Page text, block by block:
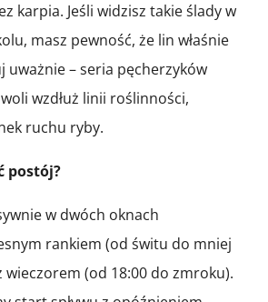
karpia. Jeśli widzisz takie ślady w
masz pewność, że lin właśnie
uważnie – seria pęcherzyków
wzdłuż linii roślinności,
ruchu ryby.
postój?
w dwóch oknach
rankiem (od świtu do mniej
wieczorem (od 18:00 do zmroku).